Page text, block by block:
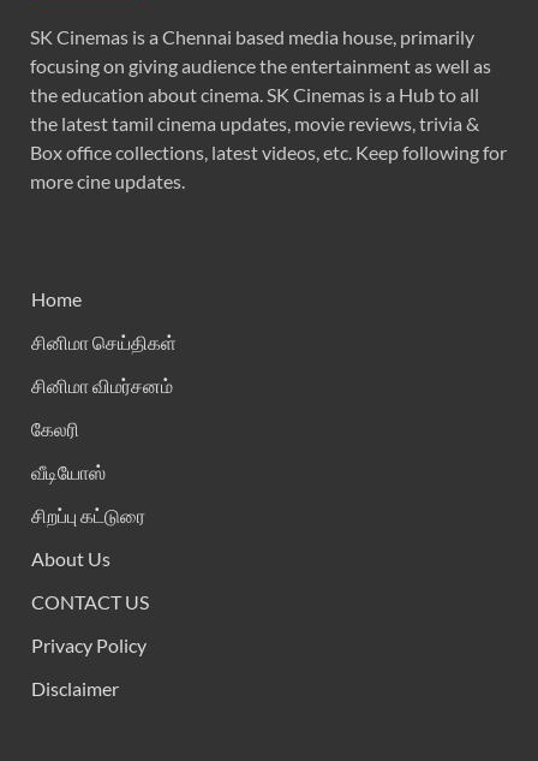
SK Cinemas is a Chennai based media house, primarily
focusing on giving audience the entertainment as well as
the education about cinema. SK Cinemas is a Hub to all
the latest tamil cinema updates, movie reviews, trivia &
Box office collections, latest videos, etc. Keep following for
more cine updates.
Home
சினிமா செய்திகள்
சினிமா விமர்சனம்
கேலரி
வீடியோஸ்
சிறப்பு கட்டுரை
About Us
CONTACT US
Privacy Policy
Disclaimer